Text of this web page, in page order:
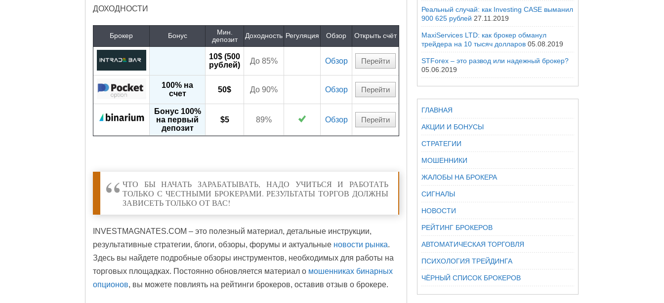
ДОХОДНОСТИ
Брокер Бонус
Мин.
депозит
Доходность Регуляция Обзор Открыть счёт
10$ (500
рублей)
До 85% Обзор Перейти
100% на
счет
50$ До 90% Обзор Перейти
Бонус 100%
на первый
депозит
$5 89% Обзор Перейти
ЧТО БЫ НАЧАТЬ ЗАРАБАТЫВАТЬ, НАДО УЧИТЬСЯ И РАБОТАТЬ
ТОЛЬКО С ЧЕСТНЫМИ БРОКЕРАМИ. РЕЗУЛЬТАТЫ ТОРГОВ ДОЛЖНЫ
ЗАВИСЕТЬ ТОЛЬКО ОТ ВАС!
INVESTMAGNATES.COM – это полезный материал, детальные инструкции,
результативные стратегии, блоги, обзоры, форумы и актуальные новости рынка.
Здесь вы найдете подробные обзоры инструментов, необходимых для работы на
торговых площадках. Постоянно обновляется материал о мошенниках бинарных
опционов, вы можете повлиять на рейтинги брокеров, оставив отзыв о брокере.
Реальный случай: как Investing CASE выманил
900 625 рублей 27.11.2019
MaxiServices LTD: как брокер обманул
трейдера на 10 тысяч долларов 05.08.2019
STForex – это развод или надежный брокер?
05.06.2019
ГЛАВНАЯ
АКЦИИ И БОНУСЫ
СТРАТЕГИИ
МОШЕННИКИ
ЖАЛОБЫ НА БРОКЕРА
СИГНАЛЫ
НОВОСТИ
РЕЙТИНГ БРОКЕРОВ
АВТОМАТИЧЕСКАЯ ТОРГОВЛЯ
ПСИХОЛОГИЯ ТРЕЙДИНГА
ЧЁРНЫЙ СПИСОК БРОКЕРОВ